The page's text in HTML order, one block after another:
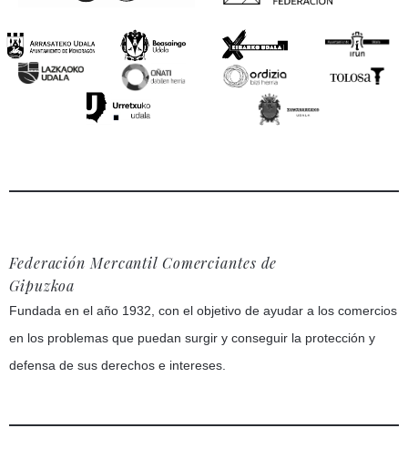
Federación Mercantil Comerciantes de
Gipuzkoa
Fundada en el año 1932, con el objetivo de ayudar a los comercios
en los problemas que puedan surgir y conseguir la protección y
defensa de sus derechos e intereses.